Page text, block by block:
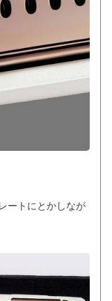
ートにとかしなが